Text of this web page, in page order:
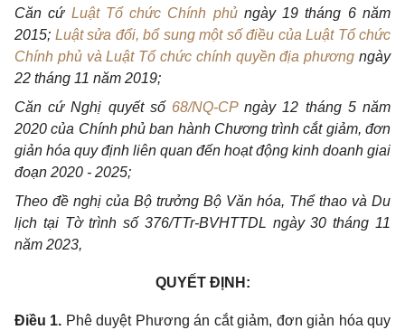
Căn cứ Luật Tổ chức Chính phủngày 19 tháng 6 năm
2015; Luật sửa đổi, bổ sung một số điều của Luật Tổ chức
Chính phủ và Luật Tổ chức chính quyền địa phương ngày
22 tháng 11 năm 2019;
Căn cứ Nghị quyết số 68/NQ-CPngày 12 tháng 5 năm
2020 của Chính phủ ban hành Chương trình cắt giảm, đơn
giản hóa quy định liên quan đến hoạt động kinh doanh giai
đoạn 2020 - 2025;
Theo đề nghị của Bộ trưởng Bộ Văn hóa, Thểthao và Du
lịch tại Tờ trình số 376/TTr-BVHTTDL ngày 30 tháng 11
năm 2023,
QUYẾT ĐỊNH:
Điều 1. Phê duyệt Phương án cắt giảm, đơn giản hóa quy